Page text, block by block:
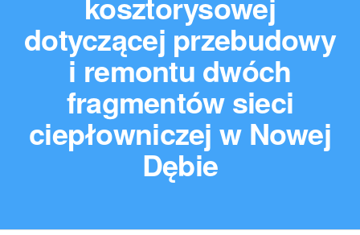
dotyczącej przebudowy
i remontu dwóch
fragmentów sieci
ciepłowniczej w Nowej
Dębie